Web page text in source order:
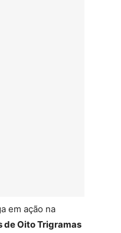
em ação na
de Oito Trigramas